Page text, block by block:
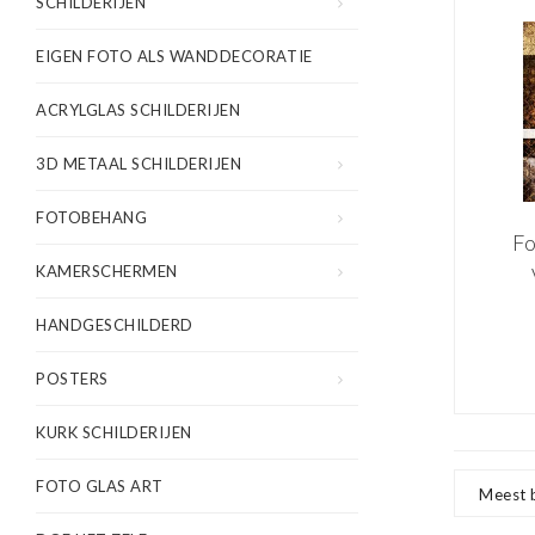
EIGEN FOTO ALS WANDDECORATIE
ACRYLGLAS SCHILDERIJEN
3D METAAL SCHILDERIJEN
FOTOBEHANG
KAMERSCHERMEN
HANDGESCHILDERD
POSTERS
KURK SCHILDERIJEN
FOTO GLAS ART Meest